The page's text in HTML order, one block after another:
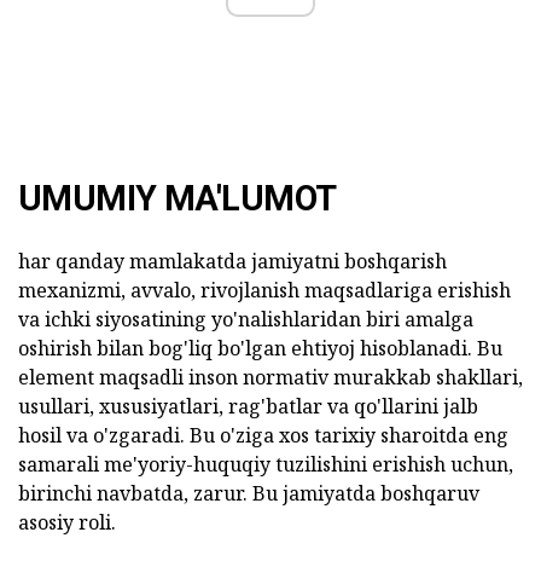
UMUMIY MA'LUMOT
har qanday mamlakatda jamiyatni boshqarish
mexanizmi, avvalo, rivojlanish maqsadlariga erishish
va ichki siyosatining yo'nalishlaridan biri amalga
oshirish bilan bog'liq bo'lgan ehtiyoj hisoblanadi. Bu
element maqsadli inson normativ murakkab shakllari,
usullari, xususiyatlari, rag'batlar va qo'llarini jalb
hosil va o'zgaradi. Bu o'ziga xos tarixiy sharoitda eng
samarali me'yoriy-huquqiy tuzilishini erishish uchun,
birinchi navbatda, zarur. Bu jamiyatda boshqaruv
asosiy roli.